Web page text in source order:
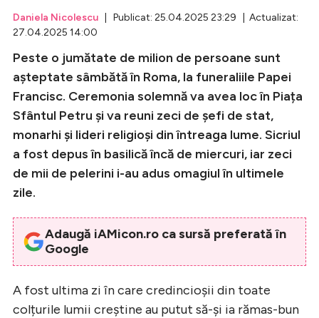
Intră în cont
Creează cont
Daniela Nicolescu | Publicat: 25.04.2025 23:29 | Actualizat:
27.04.2025 14:00
Peste o jumătate de milion de persoane sunt
așteptate sâmbătă în Roma, la funeraliile Papei
Francisc. Ceremonia solemnă va avea loc în Piața
Sfântul Petru și va reuni zeci de șefi de stat,
monarhi și lideri religioși din întreaga lume. Sicriul
a fost depus în basilică încă de miercuri, iar zeci
de mii de pelerini i-au adus omagiul în ultimele
zile.
Adaugă iAMicon.ro ca sursă preferată în
Google
A fost ultima zi în care credincioșii din toate
colțurile lumii creștine au putut să-și ia rămas-bun